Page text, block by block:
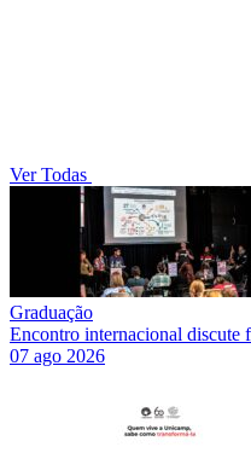
Ver Todas
Graduação
Encontro internacional discute
07 ago 2026